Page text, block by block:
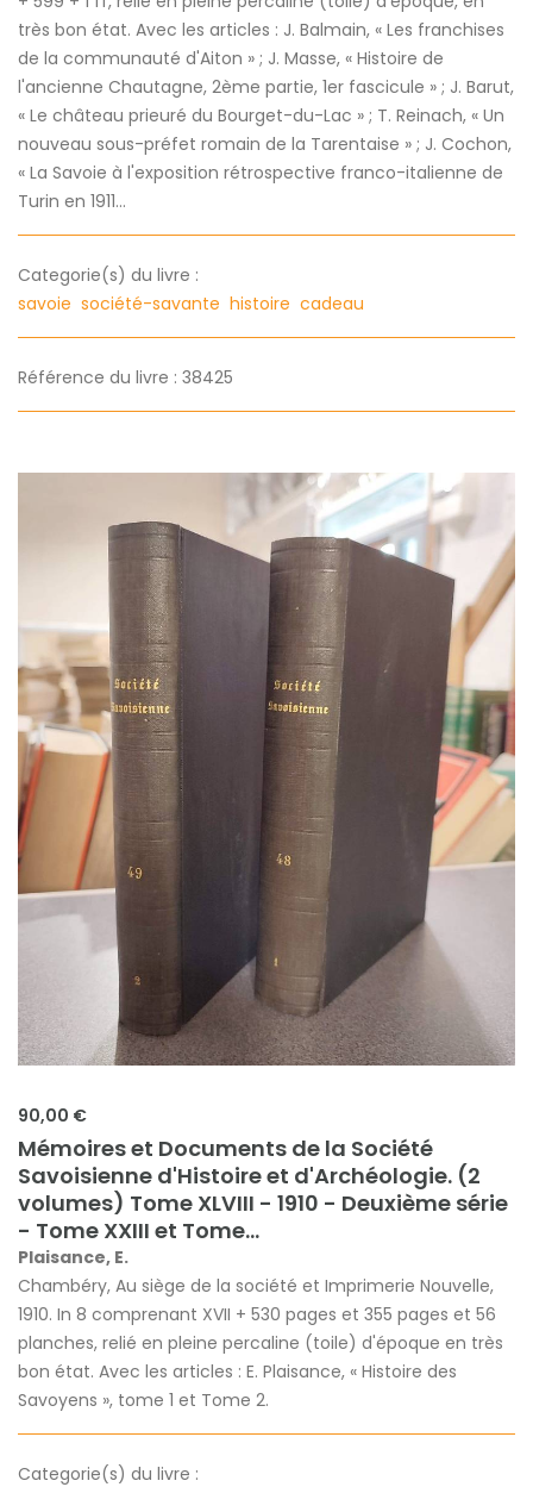
très bon état. Avec les articles : J. Balmain, « Les franchises
de la communauté d'Aiton » ; J. Masse, « Histoire de
l'ancienne Chautagne, 2ème partie, 1er fascicule » ; J. Barut,
« Le château prieuré du Bourget-du-Lac » ; T. Reinach, « Un
nouveau sous-préfet romain de la Tarentaise » ; J. Cochon,
« La Savoie à l'exposition rétrospective franco-italienne de
Turin en 1911...
Categorie(s) du livre :
savoie société-savante histoire cadeau
Référence du livre : 38425
90,00 €
Mémoires et Documents de la Société
Savoisienne d'Histoire et d'Archéologie. (2
volumes) Tome XLVIII - 1910 - Deuxième série
- Tome XXIII et Tome...
Plaisance, E.
Chambéry, Au siège de la société et Imprimerie Nouvelle,
1910. In 8 comprenant XVII + 530 pages et 355 pages et 56
planches, relié en pleine percaline (toile) d'époque en très
bon état. Avec les articles : E. Plaisance, « Histoire des
Savoyens », tome 1 et Tome 2.
Categorie(s) du livre :